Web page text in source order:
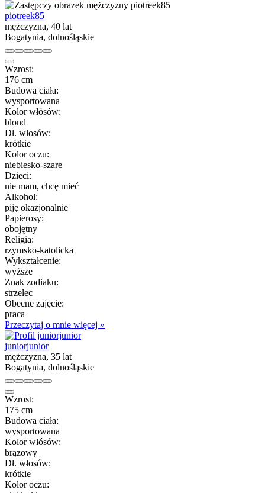
piotreek85
mężczyzna, 40 lat
Bogatynia, dolnośląskie
Wzrost:
176 cm
Budowa ciała:
wysportowana
Kolor włósów:
blond
Dł. włosów:
krótkie
Kolor oczu:
niebiesko-szare
Dzieci:
nie mam, chcę mieć
Alkohol:
piję okazjonalnie
Papierosy:
obojętny
Religia:
rzymsko-katolicka
Wykształcenie:
wyższe
Znak zodiaku:
strzelec
Obecne zajęcie:
praca
Przeczytaj o mnie więcej »
juniorjunior
mężczyzna, 35 lat
Bogatynia, dolnośląskie
Wzrost:
175 cm
Budowa ciała:
wysportowana
Kolor włósów:
brązowy
Dł. włosów:
krótkie
Kolor oczu: